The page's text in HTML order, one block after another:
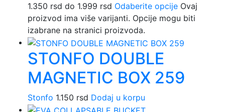
1.350 rsd do 1.999 rsd Odaberite opcije Ovaj
proizvod ima više varijanti. Opcije mogu biti
izabrane na stranici proizvoda.
STONFO DOUBLE
MAGNETIC BOX 259
Stonfo 1.150 rsd Dodaj u korpu